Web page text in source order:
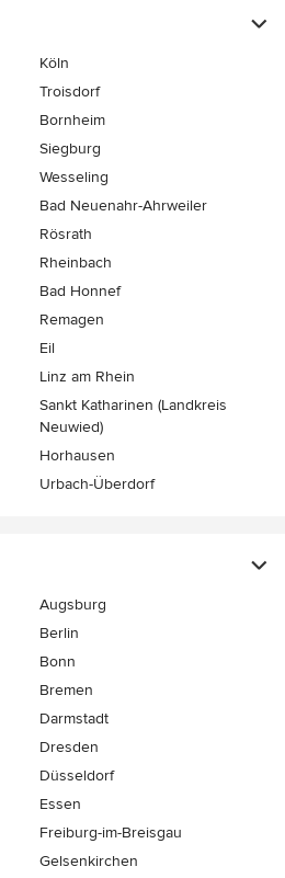
Köln
Troisdorf
Bornheim
Siegburg
Wesseling
Bad Neuenahr-Ahrweiler
Rösrath
Rheinbach
Bad Honnef
Remagen
Eil
Linz am Rhein
Sankt Katharinen (Landkreis
Neuwied)
Horhausen
Urbach-Überdorf
Augsburg
Berlin
Bonn
Bremen
Darmstadt
Dresden
Düsseldorf
Essen
Freiburg-im-Breisgau
Gelsenkirchen